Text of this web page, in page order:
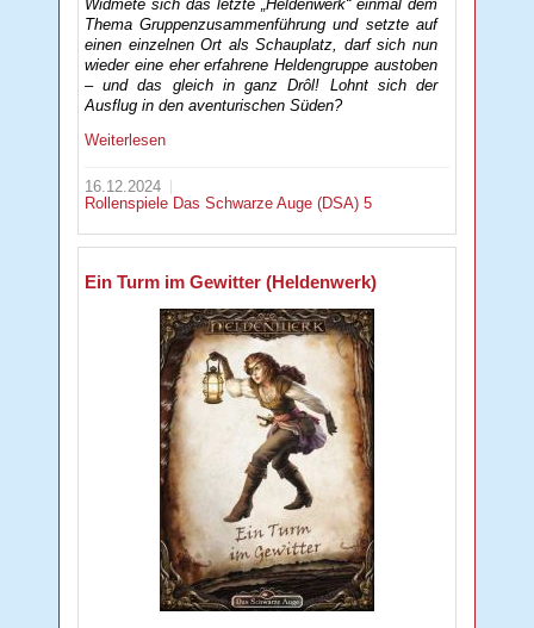
Widmete sich das letzte „Heldenwerk“ einmal dem
Thema Gruppenzusammenführung und setzte auf
einen einzelnen Ort als Schauplatz, darf sich nun
wieder eine eher erfahrene Heldengruppe austoben
– und das gleich in ganz Drôl! Lohnt sich der
Ausflug in den aventurischen Süden?
Weiterlesen
16.12.2024
Rollenspiele Das Schwarze Auge (DSA) 5
Ein Turm im Gewitter (Heldenwerk)